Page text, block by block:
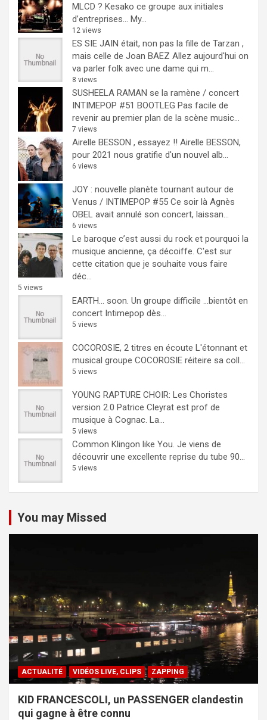
MLCD ? Kesako ce groupe aux initiales
d’entreprises… My...
12 views
ES SIE JAIN était, non pas la fille de Tarzan ,
mais celle de Joan BAEZ Allez aujourd'hui on
va parler folk avec une dame qui m...
8 views
SUSHEELA RAMAN se la ramène / concert
INTIMEPOP #51 BOOTLEG Pas facile de
revenir au premier plan de la scène music...
7 views
Airelle BESSON , essayez !! Airelle BESSON,
pour 2021 nous gratifie d'un nouvel alb...
6 views
JOY : nouvelle planète tournant autour de
Venus / INTIMEPOP #55 Ce soir là Agnès
OBEL avait annulé son concert, laissan...
6 views
Le baroque c’est aussi du rock et pourquoi la
musique ancienne, ça décoiffe. C'est sur
cette citation que je souhaite vous faire
déc...
5 views
EARTH… soon. Un groupe difficile ...bientôt en
concert Intimepop dès...
5 views
COCOROSIE, 2 titres en écoute L'étonnant et
musical groupe COCOROSIE réiteire sa coll...
5 views
YOUNG RAPTURE CHOIR: Les Choristes
version 2.0 Patrice Cleyrat est prof de
musique à Cognac. La...
5 views
Common Klingon like You. Je viens de
découvrir une excellente reprise du tube 90...
5 views
You may Missed
ACTUALITÉ VIDÉOS LIVE, CLIPS ZAPPING
KID FRANCESCOLI, un PASSENGER clandestin
qui gagne à être connu